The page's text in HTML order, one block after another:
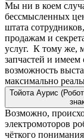
Мы ни в коем
бессмысленных
штата
продажам и
услуг. К тому же,
запчастей и имеем
возможность
максимально
Тойота Аурис
Возможно,
электромоторов
чёткого